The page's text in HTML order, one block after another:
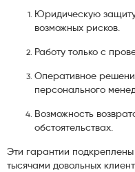
Юридическую
возможных рисков.
Работу только с
Оперативное
персонального
Возможность
обстоятельствах.
Эти гарантии
тысячами довольных